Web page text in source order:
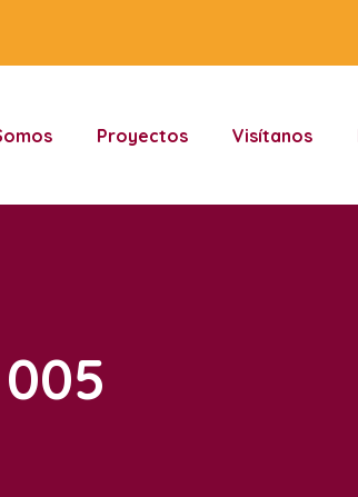
Proyectos Visítanos
005